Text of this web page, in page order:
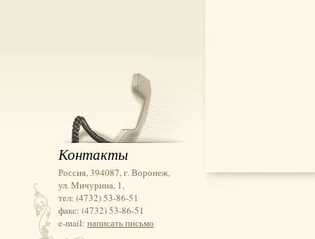
Контакты
Россия, 394087, г. Воронеж,
ул. Мичурина, 1,
тел: (4732) 53-86-51
факс: (4732) 53-86-51
e-mail: написать письмо